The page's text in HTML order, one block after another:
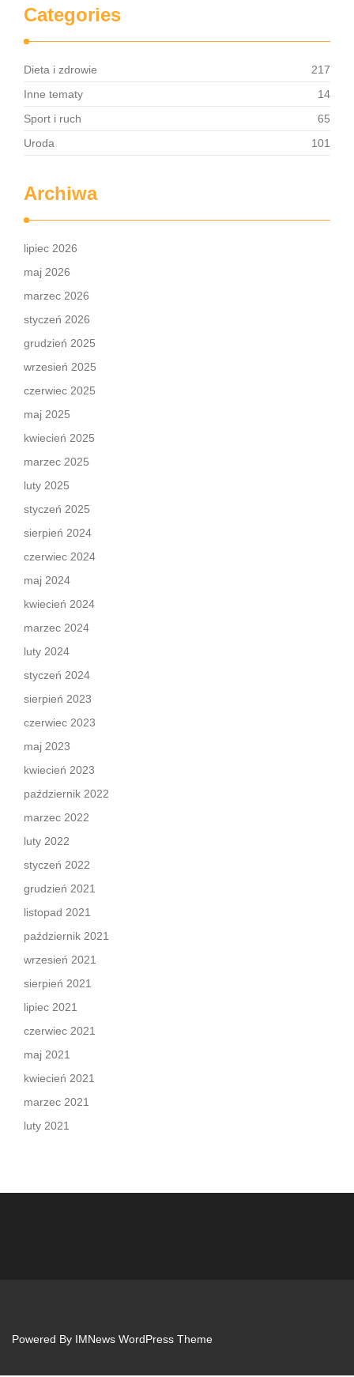
Categories
Dieta i zdrowie
217
Inne tematy
14
Sport i ruch
65
Uroda
101
Archiwa
lipiec 2026
maj 2026
marzec 2026
styczeń 2026
grudzień 2025
wrzesień 2025
czerwiec 2025
maj 2025
kwiecień 2025
marzec 2025
luty 2025
styczeń 2025
sierpień 2024
czerwiec 2024
maj 2024
kwiecień 2024
marzec 2024
luty 2024
styczeń 2024
sierpień 2023
czerwiec 2023
maj 2023
kwiecień 2023
październik 2022
marzec 2022
luty 2022
styczeń 2022
grudzień 2021
listopad 2021
październik 2021
wrzesień 2021
sierpień 2021
lipiec 2021
czerwiec 2021
maj 2021
kwiecień 2021
marzec 2021
luty 2021
Powered By IMNews WordPress Theme